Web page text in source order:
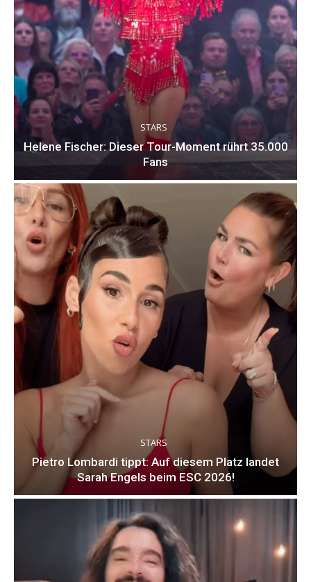
STARS
Helene Fischer: Dieser Tour-Moment rührt 35.000
Fans
STARS
Pietro Lombardi tippt: Auf diesem Platz landet
Sarah Engels beim ESC 2026!